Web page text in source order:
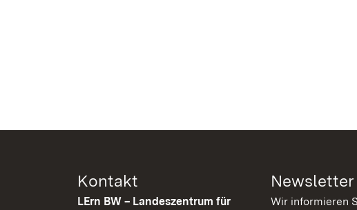
Kontakt
LErn BW – Landeszentrum für
Newsletter
Wir informieren